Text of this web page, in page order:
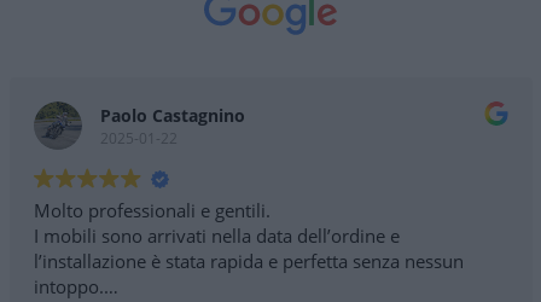
Paolo Castagnino
2025-01-22
Molto professionali e gentili.
I mobili sono arrivati nella data dell’ordine e
l’installazione è stata rapida e perfetta senza nessun
intoppo.